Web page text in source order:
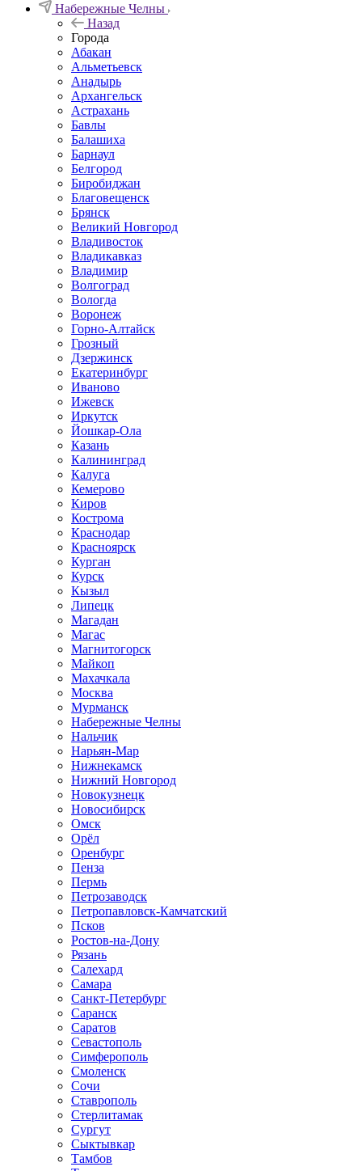
Набережные Челны
Назад
Города
Абакан
Альметьевск
Анадырь
Архангельск
Астрахань
Бавлы
Балашиха
Барнаул
Белгород
Биробиджан
Благовещенск
Брянск
Великий Новгород
Владивосток
Владикавказ
Владимир
Волгоград
Вологда
Воронеж
Горно-Алтайск
Грозный
Дзержинск
Екатеринбург
Иваново
Ижевск
Иркутск
Йошкар-Ола
Казань
Калининград
Калуга
Кемерово
Киров
Кострома
Краснодар
Красноярск
Курган
Курск
Кызыл
Липецк
Магадан
Магас
Магнитогорск
Майкоп
Махачкала
Москва
Мурманск
Набережные Челны
Нальчик
Нарьян-Мар
Нижнекамск
Нижний Новгород
Новокузнецк
Новосибирск
Омск
Орёл
Оренбург
Пенза
Пермь
Петрозаводск
Петропавловск-Камчатский
Псков
Ростов-на-Дону
Рязань
Салехард
Самара
Санкт-Петербург
Саранск
Саратов
Севастополь
Симферополь
Смоленск
Сочи
Ставрополь
Стерлитамак
Сургут
Сыктывкар
Тамбов